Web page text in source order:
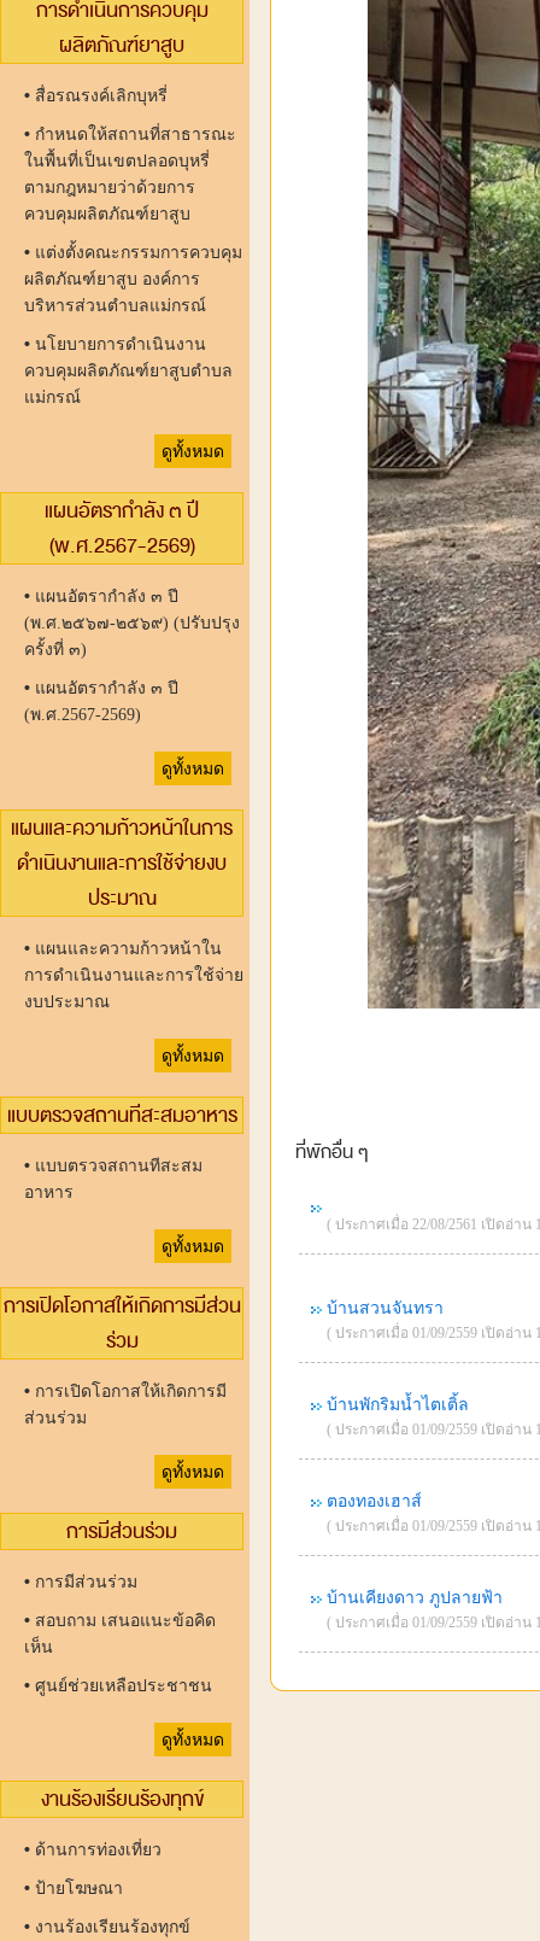
การดำเนินการควบคุม
ผลิตภัณฑ์ยาสูบ
• สื่อรณรงค์เลิกบุหรี่
• กำหนดให้สถานที่สาธารณะ
ในพื้นที่เป็นเขตปลอดบุหรี่
ตามกฎหมายว่าด้วยการ
ควบคุมผลิตภัณฑ์ยาสูบ
• แต่งตั้งคณะกรรมการควบคุม
ผลิตภัณฑ์ยาสูบ องค์การ
บริหารส่วนตำบลแม่กรณ์
• นโยบายการดำเนินงาน
ควบคุมผลิตภัณฑ์ยาสูบตำบล
แม่กรณ์
ดูทั้งหมด
แผนอัตรากำลัง ๓ ปี
(พ.ศ.2567-2569)
• แผนอัตรากำลัง ๓ ปี
(พ.ศ.๒๕๖๗-๒๕๖๙) (ปรับปรุง
ครั้งที่ ๓)
• แผนอัตรากำลัง ๓ ปี
(พ.ศ.2567-2569)
ดูทั้งหมด
แผนและความก้าวหน้าในการ
ดำเนินงานและการใช้จ่ายงบ
ประมาณ
• แผนและความก้าวหน้าใน
การดำเนินงานและการใช้จ่าย
งบประมาณ
ดูทั้งหมด
แบบตรวจสถานทีสะสมอาหาร
• แบบตรวจสถานทีสะสม
อาหาร
ดูทั้งหมด
การเปิดโอกาสให้เกิดการมีส่วน
ร่วม
• การเปิดโอกาสให้เกิดการมี
ส่วนร่วม
ดูทั้งหมด
การมีส่วนร่วม
• การมีส่วนร่วม
• สอบถาม เสนอแนะข้อคิด
เห็น
• ศูนย์ช่วยเหลือประชาชน
ดูทั้งหมด
งานร้องเรียนร้องทุกข์
• ด้านการท่องเที่ยว
• ป้ายโฆษณา
• งานร้องเรียนร้องทุกข์
ที่พักอื่น ๆ
( ประกาศเมื่อ 22/08/2561 เปิดอ่าน
บ้านสวนจันทรา
( ประกาศเมื่อ 01/09/2559 เปิดอ่าน
บ้านพักริมน้ำไตเติ้ล
( ประกาศเมื่อ 01/09/2559 เปิดอ่าน
ตองทองเฮาส์
( ประกาศเมื่อ 01/09/2559 เปิดอ่าน
บ้านเคียงดาว ภูปลายฟ้า
( ประกาศเมื่อ 01/09/2559 เปิดอ่าน